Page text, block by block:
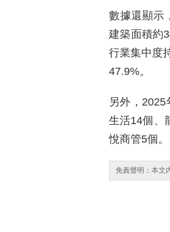
數據還顯示
建築面積約
行業集中度
47.9%。
另外，
生活14個、
悅商管5個。
免責聲明：本文